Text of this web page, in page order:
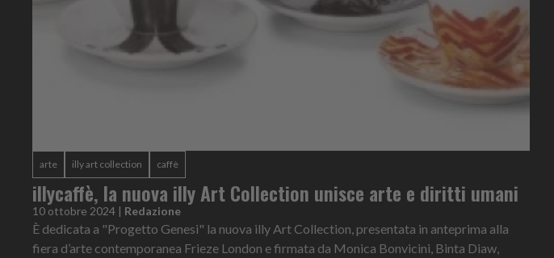
arte illy art collection caffè
illycaffè, la nuova illy Art Collection unisce arte e diritti umani
10 ottobre 2024 | Redazione
È dedicata a "Progetto Genesi" la nuova illy Art Collection, presentata in anteprima alla
fiera d’arte contemporanea Frieze London e firmata da Monica Bonvicini, Binta Diaw,